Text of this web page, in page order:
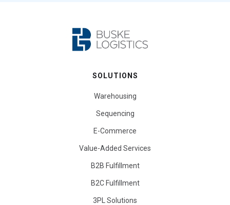
SOLUTIONS
Warehousing
Sequencing
E-Commerce
Value-Added Services
B2B Fulfillment
B2C Fulfillment
3PL Solutions